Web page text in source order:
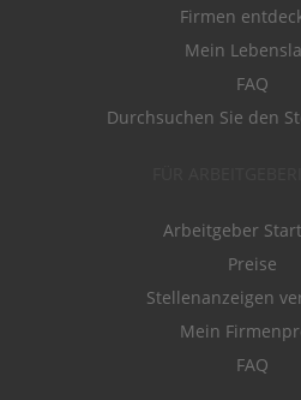
Firmen
Mein
FAQ
Durchsuchen Sie den
Arbeitgeber
Preise
Stellenanzeigen
Mein
FAQ